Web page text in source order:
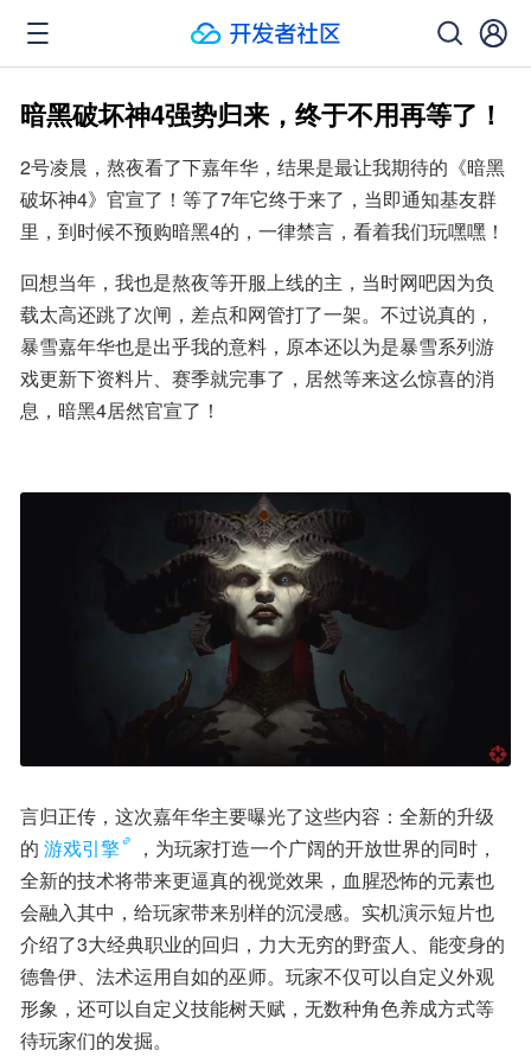
暗黑破坏神4强势归来，终于不用再等了！
2号凌晨，熬夜看了下嘉年华，结果是最让我期待的《暗黑
破坏神4》官宣了！等了7年它终于来了，当即通知基友群
里，到时候不预购暗黑4的，一律禁言，看着我们玩嘿嘿！
回想当年，我也是熬夜等开服上线的主，当时网吧因为负
载太高还跳了次闸，差点和网管打了一架。不过说真的，
暴雪嘉年华也是出乎我的意料，原本还以为是暴雪系列游
戏更新下资料片、赛季就完事了，居然等来这么惊喜的消
息，暗黑4居然官宣了！
言归正传，这次嘉年华主要曝光了这些内容：全新的升级
的 游戏引擎
，为玩家打造一个广阔的开放世界的同时，
全新的技术将带来更逼真的视觉效果，血腥恐怖的元素也
会融入其中，给玩家带来别样的沉浸感。实机演示短片也
介绍了3大经典职业的回归，力大无穷的野蛮人、能变身的
德鲁伊、法术运用自如的巫师。玩家不仅可以自定义外观
形象，还可以自定义技能树天赋，无数种角色养成方式等
待玩家们的发掘。